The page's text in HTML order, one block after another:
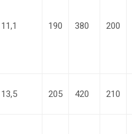
11,1 190 380
200
13,5 205 420 210